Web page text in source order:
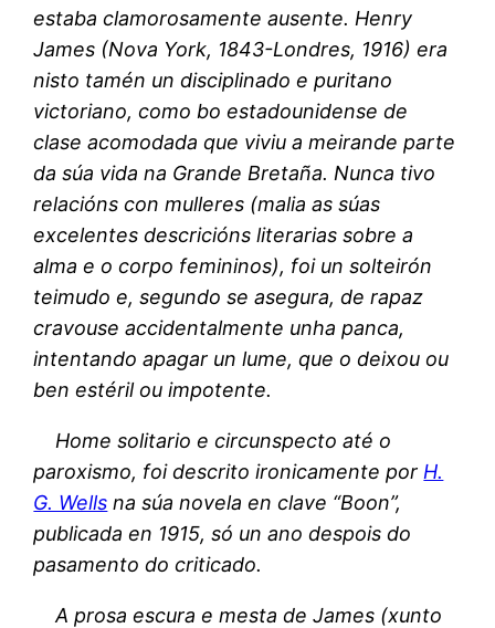
estaba clamorosamente ausente. Henry
James (Nova York, 1843-Londres, 1916) era
nisto tamén un disciplinado e puritano
victoriano, como bo estadounidense de
clase acomodada que viviu a meirande parte
da súa vida na Grande Bretaña. Nunca tivo
relacións con mulleres (malia as súas
excelentes descricións literarias sobre a
alma e o corpo femininos), foi un solteirón
teimudo e, segundo se asegura, de rapaz
cravouse accidentalmente unha panca,
intentando apagar un lume, que o deixou ou
ben estéril ou impotente.
Home solitario e circunspecto até o
paroxismo, foi descrito ironicamente por H.
G. Wells na súa novela en clave “Boon”,
publicada en 1915, só un ano despois do
pasamento do criticado.
A prosa escura e mesta de James (xunto